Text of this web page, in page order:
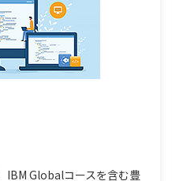
IBM Globalコースを含む豊